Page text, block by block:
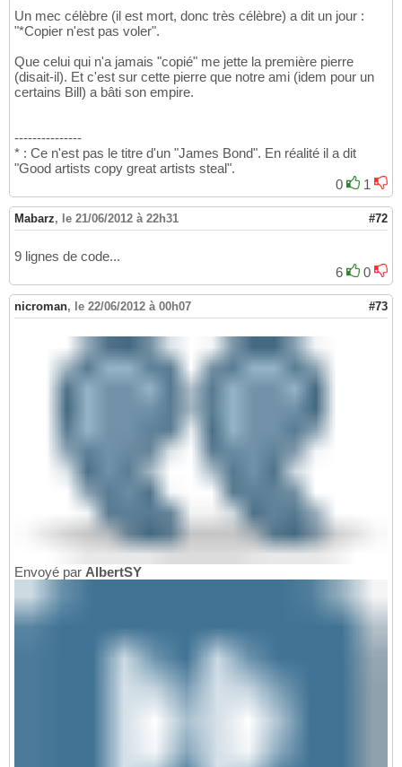
Un mec célèbre (il est mort, donc très célèbre) a dit un jour :
"*Copier n'est pas voler".
Que celui qui n'a jamais "copié" me jette la première pierre
(disait-il). Et c'est sur cette pierre que notre ami (idem pour un
certains Bill) a bâti son empire.
---------------
* : Ce n'est pas le titre d'un "James Bond". En réalité il a dit
"Good artists copy great artists steal".
0
1
Mabarz, le 21/06/2012 à 22h31 #72
9 lignes de code...
6
0
nicroman, le 22/06/2012 à 00h07 #73
Envoyé par AlbertSY